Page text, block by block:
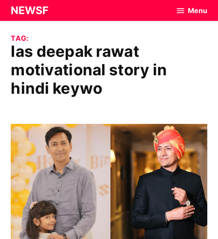
Skip
to
content
NEWSF Menu
TAG:
ias deepak rawat
motivational story in
hindi keywo